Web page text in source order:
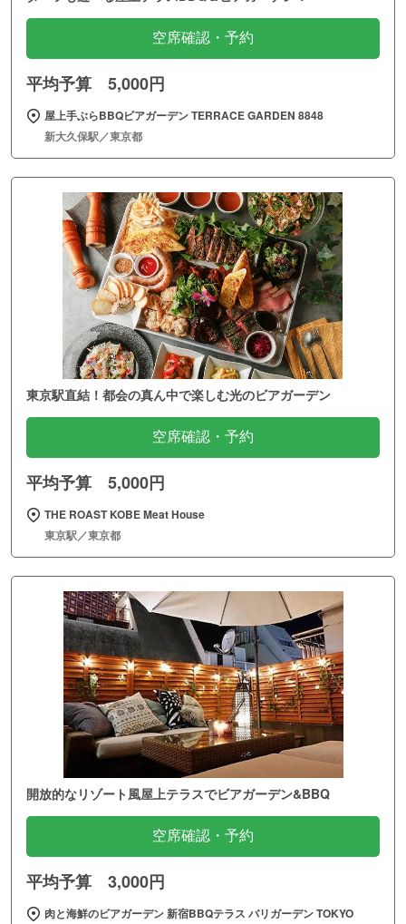
空席確認・予約
平均予算 5,000円
屋上手ぶらBBQビアガーデン TERRACE GARDEN 8848
新大久保駅／東京都
東京駅直結！都会の真ん中で楽しむ光のビアガーデン
空席確認・予約
平均予算 5,000円
THE ROAST KOBE Meat House
東京駅／東京都
開放的なリゾート風屋上テラスでビアガーデン&BBQ
空席確認・予約
平均予算 3,000円
肉と海鮮のビアガーデン 新宿BBQテラス バリガーデン TOKYO